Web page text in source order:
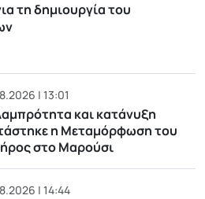
τη δημιουργία του
| 13:01
και κατάνυξη
η Μεταμόρφωση του
στο Μαρούσι
| 14:44